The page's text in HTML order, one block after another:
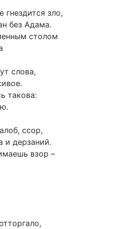
зло,
без Адама.
столом
слова,
такова:
ссор,
и дерзаний.
взор –